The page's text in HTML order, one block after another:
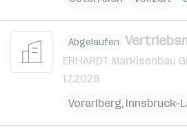
Abgelaufen
ERHARDT Markisenbau
1.7.2026
Vorarlberg, Innsbruck-